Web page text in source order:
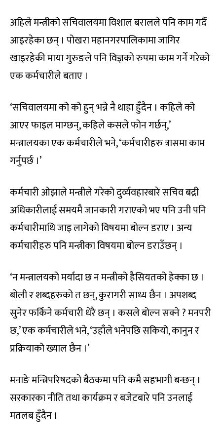
अहिले मन्त्रीको सचिवालयमा विशाल बरालले पनि काम गर्दै
आइरहेका छन् । पोखरा महानगरपालिकामा जागिर
खाइरहेकी माया गुरुङले पनि विज्ञको रुपमा काम गर्ने गरेको
एक कर्मचारीले बताए ।
‘सचिवालयमा को को हुन् भन्ने नै थाहा हुँदैन । कहिले को
आएर फाइल माग्छन्, कहिले कसले फोन गर्छन्,’
मन्त्रालयका एक कर्मचारीले भने, ‘कर्मचारीहरु त्रासमा काम
गर्नुपर्छ ।’
कर्मचारी ओझाले मन्त्रीले गरेको दुर्व्यवहारबारे सचिव बद्री
अधिकारीलाई समयमै जानकारी गराएको भए पनि उनी पनि
कर्मचारीमाथि जाइ लागेको विषयमा बोल्न डराए । अन्य
कर्मचारीहरु पनि मन्त्रीका विषयमा बोल्न डराउँछन् ।
‘न मन्त्रालयको मर्यादा छ न मन्त्रीको हैसियतको हेक्का छ ।
बोली र शब्दहरुको त छन्, कुरागरी साध्य छैन । अपशब्द
सुनेर फर्किने कर्मचारी धेरै छन् । कसले बोल्न सक्ने ? मनपरी
छ,’ एक कर्मचारीले भने, ‘उहाँले भनेपछि सकियो, कानुन र
प्रक्रियाको ख्याल छैन ।’
मनाङे मन्त्रिपरिषदको बैठकमा पनि कमै सहभागी बन्छन् ।
सरकारका नीति तथा कार्यक्रम र बजेटबारे पनि उनलाई
मतलब हुँदैन ।